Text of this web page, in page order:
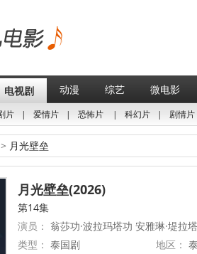
电视剧 动漫 综艺 微电影
片 | 爱情片 | 恐怖片 | 科幻片 | 剧情片
> 月光壁垒
月光壁垒(2026)
第14集
演员： 翁莎功·波拉玛塔功 安雅琳·堤拉
类型： 泰国剧 地区：